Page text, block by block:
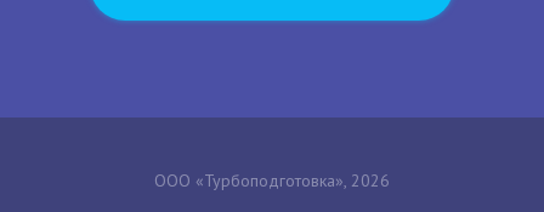
ООО «Турбоподготовка», 2026